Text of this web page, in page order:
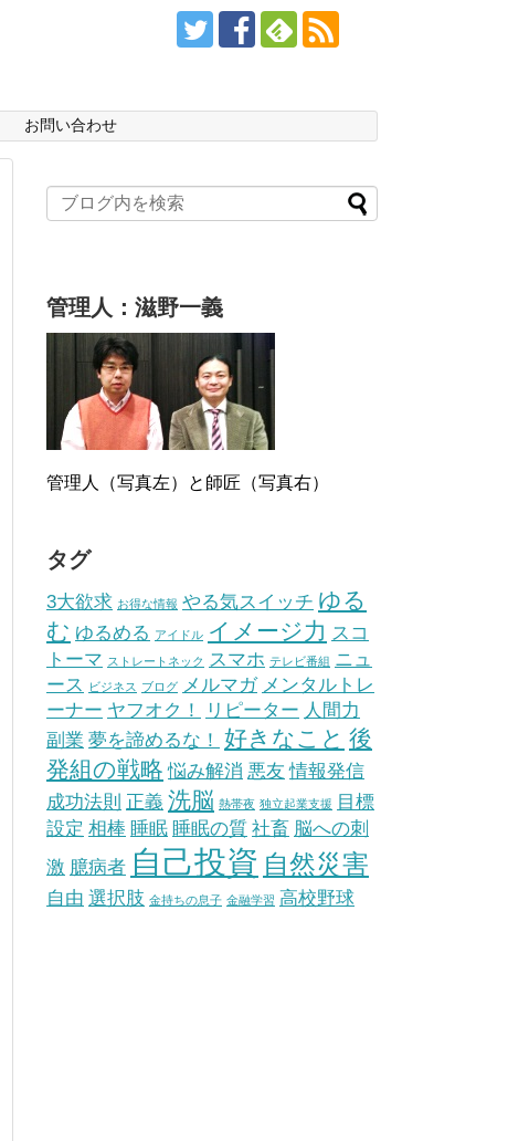
お問い合わせ
管理人：滋野一義
管理人（写真左）と師匠（写真右）
タグ
3大欲求 お得な情報 やる気スイッチ ゆる
む ゆるめる アイドル イメージ力 スコ
トーマ ストレートネック スマホ テレビ番組 ニュ
ース
ビジネス ブログ メルマガ メンタルトレ
ーナー ヤフオク！ リピーター 人間力
副業 夢を諦めるな！ 好きなこと 後
発組の戦略 悩み解消 悪友 情報発信
成功法則 正義 洗脳 熱帯夜 独立起業支援
目標
設定 相棒 睡眠 睡眠の質 社畜 脳への刺
激 臆病者 自己投資 自然災害
自由 選択肢 金持ちの息子 金融学習 高校野球